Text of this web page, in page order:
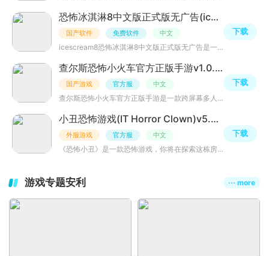
恐怖冰淇淋8中文版正式版无广告(ice scream 8)v1.1
国产软件 免费软件 中文
icescream8恐怖冰淇淋8中文版正式版无广告是一款非常刺激好玩的冒险逃脱类手游，游戏中玩家无意中闯入了罗德
下载
查尔斯恐怖小火车官方正版手游v1.0.5安卓版
国产游戏 官方服 中文
查尔斯恐怖小火车官方正版手游是一款跨屏幕多人恐怖合作即时战略游戏，玩家们将以四位主角的视角分工协作，
下载
小丑恐怖游戏(IT Horror Clown)v5.2.1最新版
外服游戏 官方服 中文
《恐怖小丑》是一款恐怖游戏，你将在探索这栋房子、试图逃离《小丑回魂》中小丑的追杀时，感受到恐惧在血液
下载
游戏专题安利 ··· more